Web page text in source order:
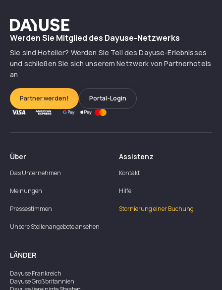
Dayuse
Werden Sie Mitglied des Dayuse-Netzwerks
Sie sind Hotelier? Werden Sie Teil des Dayuse-Erlebnisses
und schließen Sie sich unserem Netzwerk von Partnerhotels
an
Partner werden! Portal-Login
Über
Das Unternehmen
Meinungen
Pressestimmen
Unsere Stellenangebote ansehen
Assistenz
Kontakt
Hilfe
Stornierung einer Buchung
LÄNDER
DayuseFrankreich
DayuseGroßbritannien